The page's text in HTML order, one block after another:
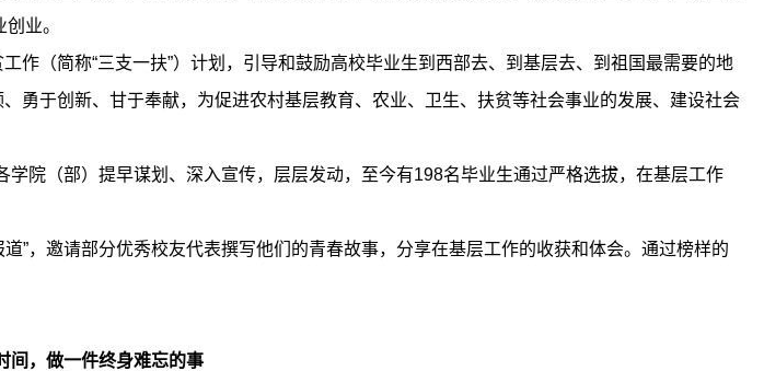
业。
（简称“三支一扶”）计划，引导和鼓励高校毕业生到西部去、到基层去、到祖国最需要的地
勇于创新、甘于奉献，为促进农村基层教育、农业、卫生、扶贫等社会事业的发展、建设社会
院（部）提早谋划、深入宣传，层层发动，至今有198名毕业生通过严格选拔，在基层工作
”，邀请部分优秀校友代表撰写他们的青春故事，分享在基层工作的收获和体会。通过榜样的
间，做一件终身难忘的事